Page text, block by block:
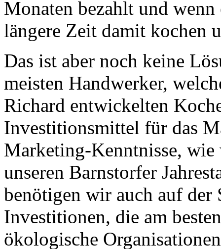
Monaten bezahlt und
längere Zeit damit kochen
Das ist aber noch keine
meisten Handwerker,
Richard entwickelten
Investitionsmittel für das
Marketing-Kenntnisse,
unseren Barnstorfer
benötigen wir auch auf der
Investitionen, die am
ökologische